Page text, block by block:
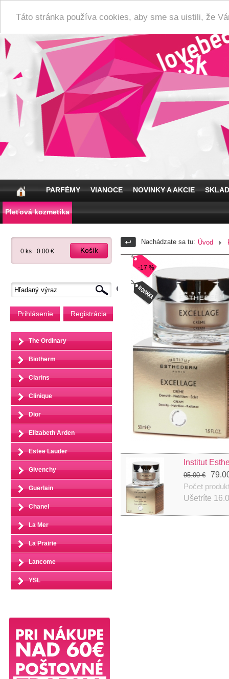
Táto stránka používa cookies, aby sme sa uistili, že
PARFÉMY VIANOCE NOVINKY A AKCIE
Pleťová kozmetika
0 ks 0.00 € Košík
Prihlásenie Registrácia
The Ordinary
Biotherm
Clarins
Clinique
Dior
Elizabeth Arden
Estee Lauder
Givenchy
Guerlain
Chanel
La Mer
La Prairie
Lancome
YSL
Nachádzate sa tu: Úvod
-17 %
Institut
95.00 €
Počet
Ušetríte